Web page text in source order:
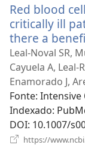
Red blood
critically ill
there a
Leal-Noval SR,
Cayuela A,
Enamorado J,
Fonte‎: Intensive
Indexado‎:
DOI‎: 10.1007/
https://